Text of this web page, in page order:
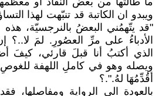
ويبدو ان الكاتبة قد تنبّهت لهذا
"قد يتّهمُني البعضُ بالنرجسيّة، هذه
الأدباءُ على مرِّ العصُورِ. لمَ
الذي أكتبُ أنا قبلَ قارئي، كيفَ
ويصله وهو في كاملِ اللهفة
أقُدِّمُهَا لهُ.".؟
بالعودة الى الرواية ومفاصلها،